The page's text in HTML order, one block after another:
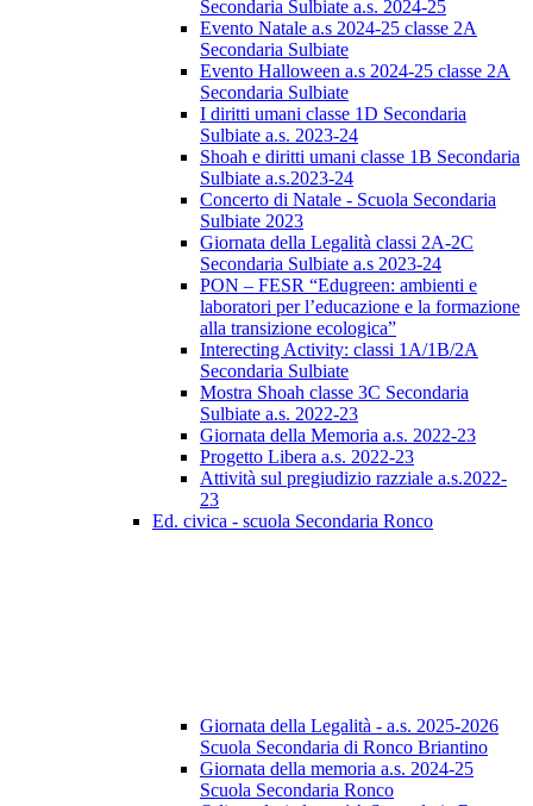
Secondaria Sulbiate a.s. 2024-25
Evento Natale a.s 2024-25 classe 2A
Secondaria Sulbiate
Evento Halloween a.s 2024-25 classe 2A
Secondaria Sulbiate
I diritti umani classe 1D Secondaria
Sulbiate a.s. 2023-24
Shoah e diritti umani classe 1B Secondaria
Sulbiate a.s.2023-24
Concerto di Natale - Scuola Secondaria
Sulbiate 2023
Giornata della Legalità classi 2A-2C
Secondaria Sulbiate a.s 2023-24
PON – FESR “Edugreen: ambienti e
laboratori per l’educazione e la formazione
alla transizione ecologica”
Interecting Activity: classi 1A/1B/2A
Secondaria Sulbiate
Mostra Shoah classe 3C Secondaria
Sulbiate a.s. 2022-23
Giornata della Memoria a.s. 2022-23
Progetto Libera a.s. 2022-23
Attività sul pregiudizio razziale a.s.2022-
23
Ed. civica - scuola Secondaria Ronco
Giornata della Legalità - a.s. 2025-2026
Scuola Secondaria di Ronco Briantino
Giornata della memoria a.s. 2024-25
Scuola Secondaria Ronco